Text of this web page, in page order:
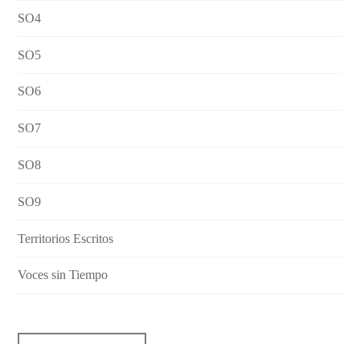
SO4
SO5
SO6
SO7
SO8
SO9
Territorios Escritos
Voces sin Tiempo